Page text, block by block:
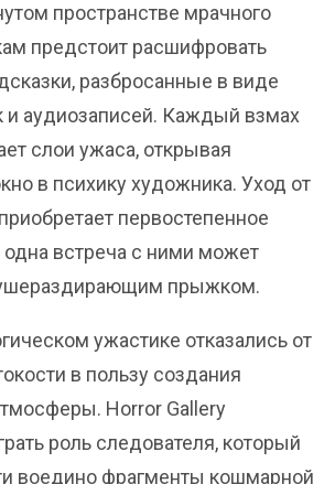
пространстве мрачного
предстоит расшифровать
разбросанные в виде
и аудиозаписей. Каждый взмах
слои ужаса, открывая
в психику художника. Уход от
первостепенное
одна встреча с ними может
прыжком.
ужастике отказались от
в пользу создания
Horror Gallery
роль следователя, который
воедино фрагменты кошмарной